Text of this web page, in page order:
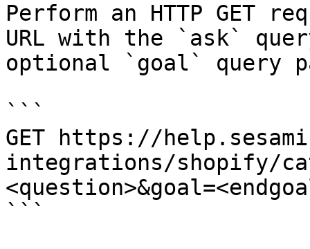
Perform an HTTP GET
URL with the `ask`
optional `goal` query
```
GET https://
integrations/shopify/
```